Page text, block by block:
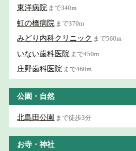
東洋病院 まで340m
虹の橋病院 まで370m
みどり内科クリニック まで560m
いない歯科医院 まで450m
庄野歯科医院 まで460m
公園・自然
北島田公園 まで徒歩3分
お寺・神社